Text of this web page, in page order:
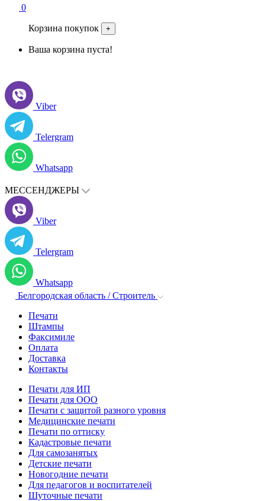
0
Корзина покупок +
Ваша корзина пуста!
Viber
Telergram
Whatsapp
МЕССЕНДЖЕРЫ
Viber
Telergram
Whatsapp
Белгородская область / Строитель
Печати
Штампы
Факсимиле
Оплата
Доставка
Контакты
Печати для ИП
Печати для ООО
Печати с защитой разного уровня
Медицинские печати
Печати по оттиску
Кадастровые печати
Для самозанятых
Детские печати
Новогодние печати
Для педагогов и воспитателей
Шуточные печати